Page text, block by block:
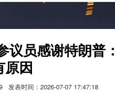
议员感谢特朗
原因
发表时间：2026-07-07 17:47:18